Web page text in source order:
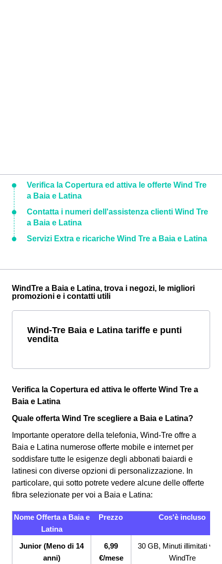
Verifica la Copertura ed attiva le offerte Wind Tre
a Baia e Latina
Contatta i numeri dell'assistenza clienti Wind Tre
a Baia e Latina
Servizi Extra e ricariche Wind Tre a Baia e Latina
WindTre a Baia e Latina, trova i negozi, le migliori
promozioni e i contatti utili
Wind-Tre Baia e Latina tariffe e punti
vendita
Verifica la Copertura ed attiva le offerte Wind Tre a
Baia e Latina
Quale offerta Wind Tre scegliere a Baia e Latina?
Importante operatore della telefonia, Wind-Tre offre a
Baia e Latina numerose offerte mobile e internet per
soddisfare tutte le esigenze degli abbonati baiardi e
latinesi con diverse opzioni di personalizzazione. In
particolare, qui sotto potrete vedere alcune delle offerte
fibra selezionate per voi a Baia e Latina:
Nome Offerta a Baia e
Latina
Prezzo Cos'è incluso
Junior (Meno di 14
anni)
6,99
€/mese
30 GB, Minuti illimitati
WindTre